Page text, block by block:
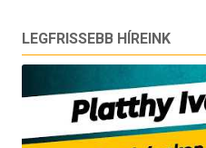
LEGFRISSEBB HÍREINK